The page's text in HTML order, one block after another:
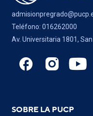
Teléfono: 016262000
Av. Universitaria 1801,
SOBRE LA PUCP